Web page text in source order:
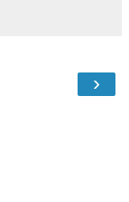
›